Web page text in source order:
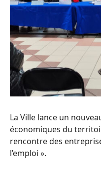
La Ville lance un
économiques du
rencontre des
l’emploi ».